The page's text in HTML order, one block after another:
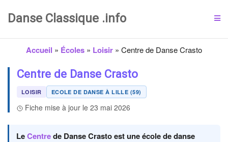
Danse Classique .info
Accueil » Écoles » Loisir » Centre de Danse Crasto
Centre de Danse Crasto
LOISIR ECOLE DE DANSE À LILLE (59)
Fiche mise à jour le 23 mai 2026
LeCentrede Danse Crasto est une école de danse